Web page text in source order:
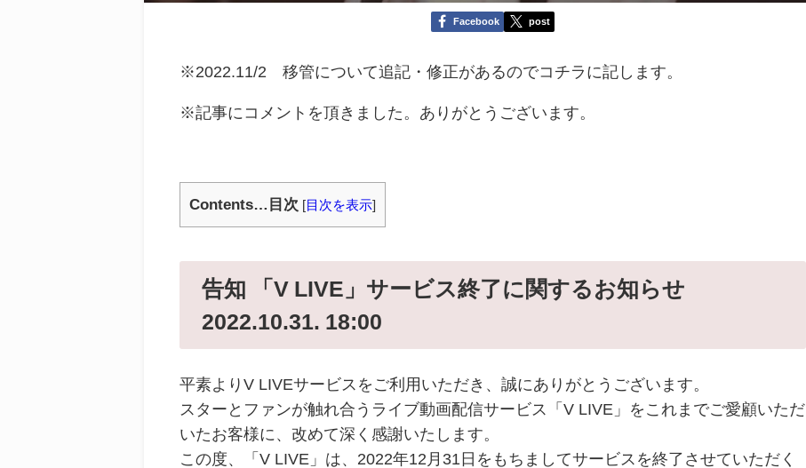
Facebook post
※2022.11/2 移管について追記・修正があるのでコチラに記します。
※記事にコメントを頂きました。ありがとうございます。
Contents…目次 [ 目次を表示]
告知 「V LIVE」サービス終了に関するお知らせ
2022.10.31. 18:00
平素よりV LIVEサービスをご利用いただき、誠にありがとうございます。
スターとファンが触れ合うライブ動画配信サービス「V LIVE」をこれまでご愛顧いただ
いたお客様に、改めて深く感謝いたします。
この度、「V LIVE」は、2022年12月31日をもちましてサービスを終了させていただく